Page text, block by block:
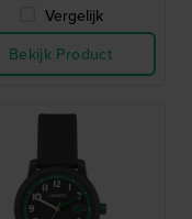
Vergelijk
Bekijk Product